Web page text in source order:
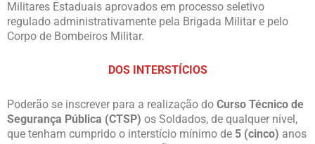
Militares Estaduais aprovados em processo seletivo
regulado administrativamente pela Brigada Militar e pelo
Corpo de Bombeiros Militar.
DOS INTERSTÍCIOS
Poderão se inscrever para a realização do Curso Técnico de
Segurança Pública (CTSP) os Soldados, de qualquer nível,
que tenham cumprido o interstício mínimo de 5 (cinco) anos